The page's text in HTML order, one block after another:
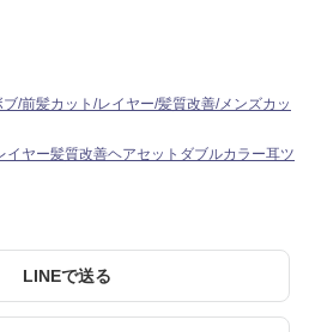
/前髪カット/レイヤー/髪質改善/メンズカッ
ヤー髪質改善ヘアセットダブルカラー耳ツ
LINEで送る